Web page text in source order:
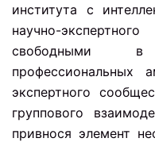
института с
научно-
свободными
профессиональных
экспертного
группового
привнося элемент